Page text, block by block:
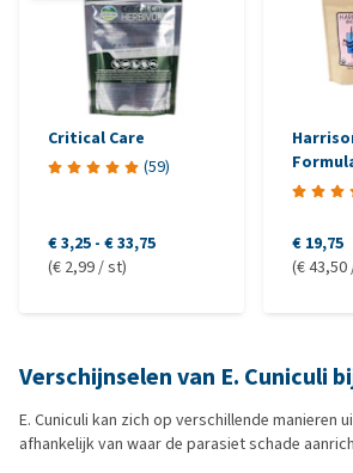
Critical Care
(59)
€ 3,25 - € 33,75
(€ 2,99 / st)
€ 19,75
(€ 43,50
Verschijnselen van E. Cuniculi
E. Cuniculi kan zich op verschillende manieren
afhankelijk van waar de parasiet schade